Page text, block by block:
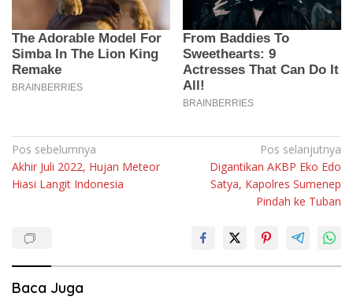
Navigasi
pos
Pos sebelumnya
Akhir Juli 2022, Hujan Meteor
Hiasi Langit Indonesia
Pos selanjutnya
Digantikan AKBP Eko Edo
Satya, Kapolres Sumenep
Pindah ke Tuban
Baca Juga